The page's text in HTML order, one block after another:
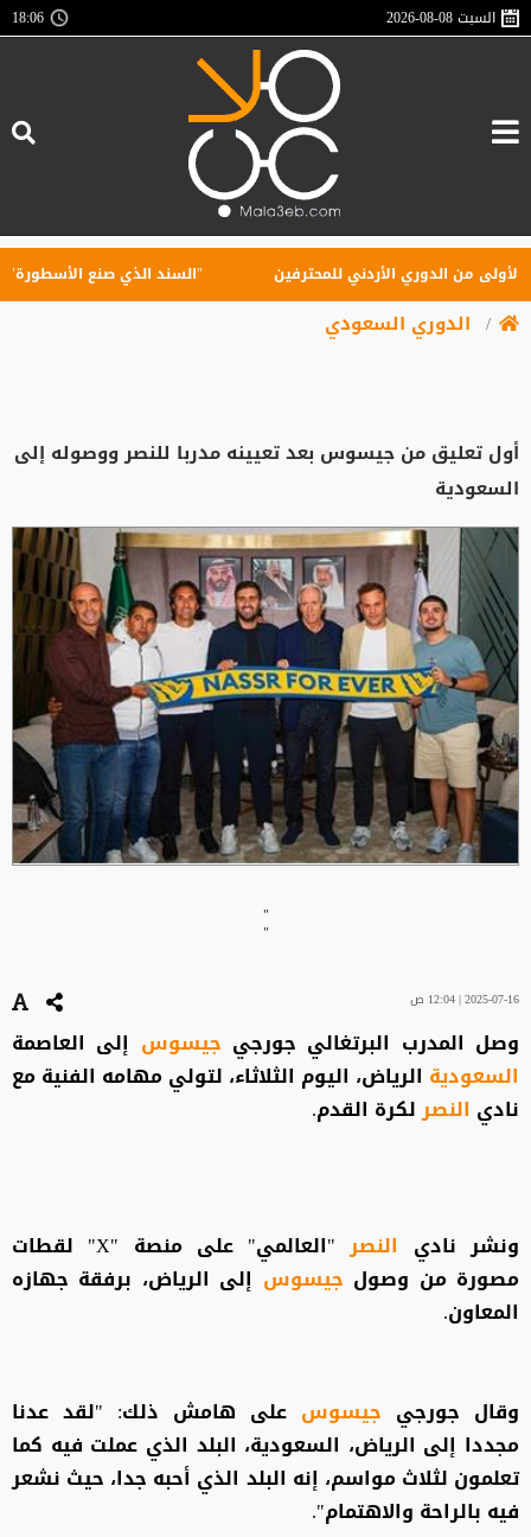
السبت2026-08-08
18:06
من الدوري الأردني للمحترفين "السند الذي صنع الأسطورة"..
الدوري السعودي
أول تعليق من جيسوس بعد تعيينه مدربا للنصر ووصوله إلى
السعودية
"
"
2025-07-16 | 12:04 ص
وصل المدرب البرتغالي جورجي جيسوس إلى العاصمة
السعودية الرياض، اليوم الثلاثاء، لتولي مهامه الفنية مع
نادي النصرلكرة القدم.
ونشر نادي النصر
"العالمي" على منصة "X" لقطات
مصورة من وصول جيسوس إلى الرياض، برفقة جهازه
المعاون.
وقال جورجي جيسوس على هامش ذلك: "لقد عدنا
مجددا إلى الرياض، السعودية، البلد الذي عملت فيه كما
تعلمون لثلاث مواسم، إنه البلد الذي أحبه جدا، حيث نشعر
فيه بالراحة والاهتمام".